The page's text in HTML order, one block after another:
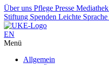
Über uns Pflege Presse Mediathek
Stiftung Spenden Leichte Sprache
EN
Menü
Allgemein